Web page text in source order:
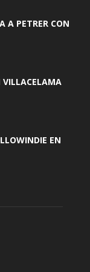
A PETRER CON
VILLACELAMA
EN